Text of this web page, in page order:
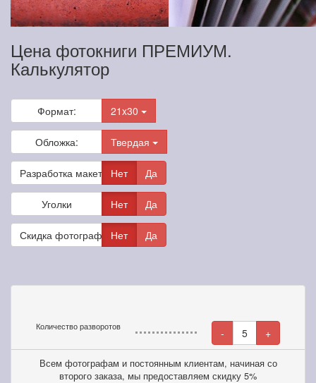
Цена фотокниги ПРЕМИУМ.
Калькулятор
Формат: 21x30
Обложка: Твердая
Разработка макета Нет Да
Уголки Нет Да
Скидка фотографамНет Да
Количество разворотов - 5 +
Всем фотографам и постоянным клиентам, начиная со
второго заказа, мы предоставляем скидку 5%